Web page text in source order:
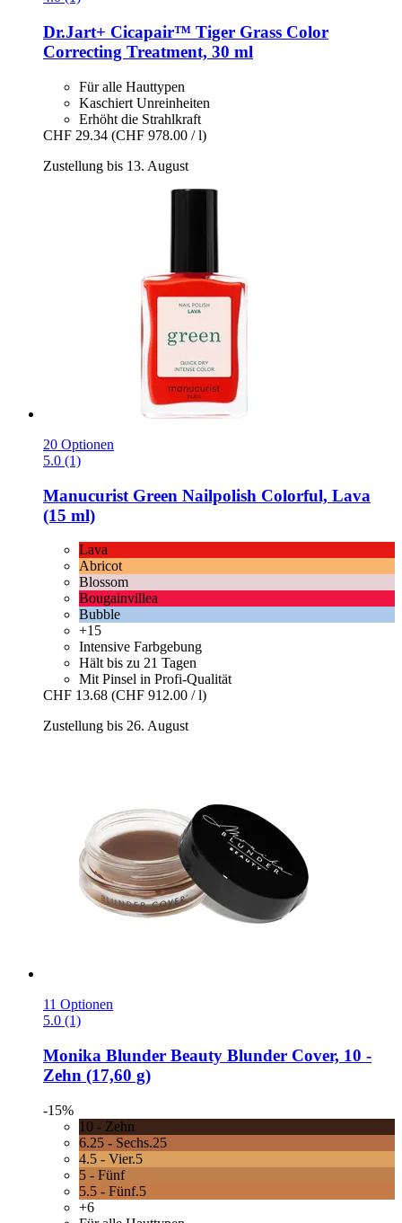
Dr.Jart+ Cicapair™ Tiger Grass Color
Correcting Treatment, 30 ml
Für alle Hauttypen
Kaschiert Unreinheiten
Erhöht die Strahlkraft
CHF 29.34 (CHF 978.00 / l)
Zustellung bis 13. August
20 Optionen
5.0 (1)
Manucurist Green Nailpolish Colorful, Lava
(15 ml)
Lava
Abricot
Blossom
Bougainvillea
Bubble
+15
Intensive Farbgebung
Hält bis zu 21 Tagen
Mit Pinsel in Profi-Qualität
CHF 13.68 (CHF 912.00 / l)
Zustellung bis 26. August
11 Optionen
5.0 (1)
Monika Blunder Beauty Blunder Cover, 10 -​
Zehn (17,60 g)
-15%
10 - Zehn
6.25 - Sechs.25
4.5 - Vier.5
5 - Fünf
5.5 - Fünf.5
+6